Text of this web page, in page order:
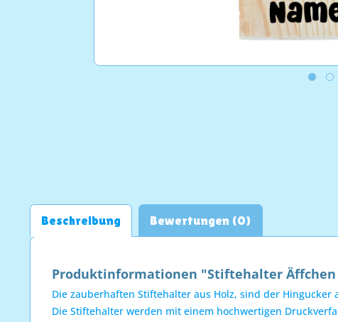
Beschreibung Bewertungen (0)
Produktinformationen "Stiftehalter Äffchen
Die zauberhaften Stiftehalter aus Holz, sind der
Die Stiftehalter werden mit einem hochwertigen